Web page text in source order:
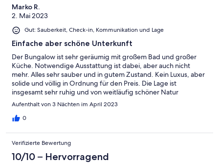
Marko R.
2. Mai 2023
Gut: Sauberkeit, Check-in, Kommunikation und Lage
Einfache aber schöne Unterkunft
Der Bungalow ist sehr geräumig mit großem Bad und großer
Küche. Notwendige Ausstattung ist dabei, aber auch nicht
mehr. Alles sehr sauber und in gutem Zustand. Kein Luxus, aber
solide und völlig in Ordnung für den Preis. Die Lage ist
insgesamt sehr ruhig und von weitläufig schöner Natur
umgeben. Die Anlage hat fünf oder sechs Bungalows. Diese
stehen zwar sehr nah beieinander, sind aber so ausgerichtet,
dass es nicht wirklich stört. W-LAN kann man dazubuchen.
willkommen. Die Gastgeberin ist sehr nett und unkompliziert.
Insgesamt eine Empfehlung, insbesondere wenn man nur mal
eine kurze Auszeit nehmen möchte.
Aufenthalt von 3 Nächten im April 2023
0
Verifizierte Bewertung
10/10 – Hervorragend